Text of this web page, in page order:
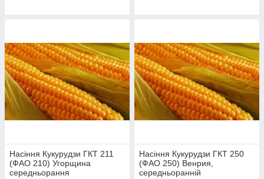
Насіння Кукурудзи ГКТ 211
(ФАО 210) Угорщина
середньорання
Насіння Кукурудзи ГКТ 250
(ФАО 250) Венрия,
середньоранній